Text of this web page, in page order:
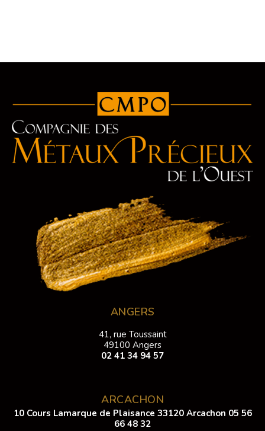
ANGERS
41, rue Toussaint
49100 Angers
02 41 34 94 57
ARCACHON
10 Cours Lamarque de Plaisance 33120 Arcachon 05 56
66 48 32